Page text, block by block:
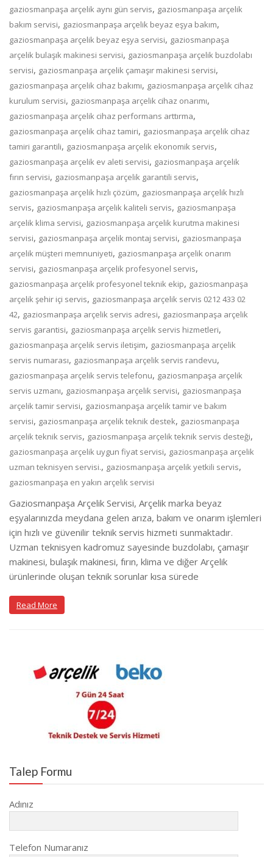
gaziosmanpaşa arçelik aynı gün servis, gaziosmanpaşa arçelik
bakım servisi, gaziosmanpaşa arçelik beyaz eşya bakım,
gaziosmanpaşa arçelik beyaz eşya servisi, gaziosmanpaşa
arçelik bulaşık makinesi servisi, gaziosmanpaşa arçelik buzdolabı
servisi, gaziosmanpaşa arçelik çamaşır makinesi servisi,
gaziosmanpaşa arçelik cihaz bakımı, gaziosmanpaşa arçelik cihaz
kurulum servisi, gaziosmanpaşa arçelik cihaz onarımı,
gaziosmanpaşa arçelik cihaz performans arttırma,
gaziosmanpaşa arçelik cihaz tamiri, gaziosmanpaşa arçelik cihaz
tamiri garantili, gaziosmanpaşa arçelik ekonomik servis,
gaziosmanpaşa arçelik ev aleti servisi, gaziosmanpaşa arçelik
fırın servisi, gaziosmanpaşa arçelik garantili servis,
gaziosmanpaşa arçelik hızlı çözüm, gaziosmanpaşa arçelik hızlı
servis, gaziosmanpaşa arçelik kaliteli servis, gaziosmanpaşa
arçelik klima servisi, gaziosmanpaşa arçelik kurutma makinesi
servisi, gaziosmanpaşa arçelik montaj servisi, gaziosmanpaşa
arçelik müşteri memnuniyeti, gaziosmanpaşa arçelik onarım
servisi, gaziosmanpaşa arçelik profesyonel servis,
gaziosmanpaşa arçelik profesyonel teknik ekip, gaziosmanpaşa
arçelik şehir içi servis, gaziosmanpaşa arçelik servis 0212 433 02
42, gaziosmanpaşa arçelik servis adresi, gaziosmanpaşa arçelik
servis garantisi, gaziosmanpaşa arçelik servis hizmetleri,
gaziosmanpaşa arçelik servis iletişim, gaziosmanpaşa arçelik
servis numarası, gaziosmanpaşa arçelik servis randevu,
gaziosmanpaşa arçelik servis telefonu, gaziosmanpaşa arçelik
servis uzmanı, gaziosmanpaşa arçelik servisi, gaziosmanpaşa
arçelik tamir servisi, gaziosmanpaşa arçelik tamir ve bakım
servisi, gaziosmanpaşa arçelik teknik destek, gaziosmanpaşa
arçelik teknik servis, gaziosmanpaşa arçelik teknik servis desteği,
gaziosmanpaşa arçelik uygun fiyat servisi, gaziosmanpaşa arçelik
uzman teknisyen servisi., gaziosmanpaşa arçelik yetkili servis,
gaziosmanpaşa en yakın arçelik servisi
Gaziosmanpaşa Arçelik Servisi, Arçelik marka beyaz
eşyalarınızda meydana gelen arıza, bakım ve onarım işlemleri
için hızlı ve güvenilir teknik servis hizmeti sunmaktadır.
Uzman teknisyen kadromuz sayesinde buzdolabı, çamaşır
makinesi, bulaşık makinesi, fırın, klima ve diğer Arçelik
ürünlerinde oluşan teknik sorunlar kısa sürede
Read More
Talep Formu
Adınız
Telefon Numaranız